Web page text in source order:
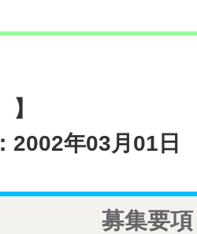
年03月01日
募集要項